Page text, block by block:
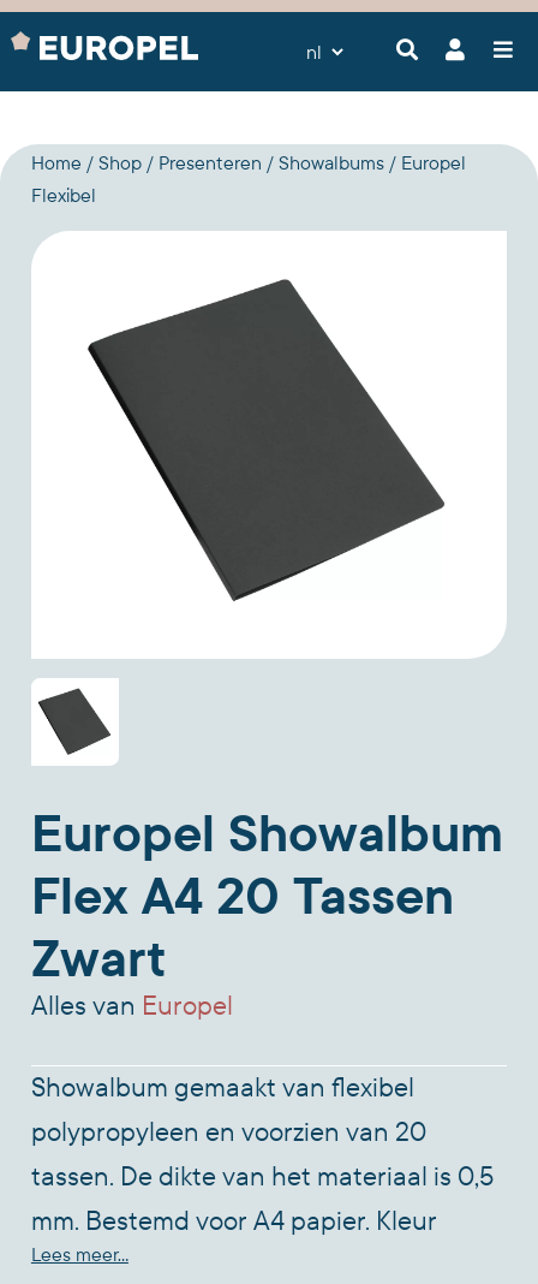
Home Shop Presenteren Showalbums
Europel
Flexibel
Europel Showalbum
Flex A4 20 Tassen
Zwart
Alles van Europel
Showalbum gemaakt van flexibel
polypropyleen en voorzien van 20
tassen. De dikte van het materiaal is 0,5
mm. Bestemd voor A4 papier. Kleur
zwart.
Lees meer...